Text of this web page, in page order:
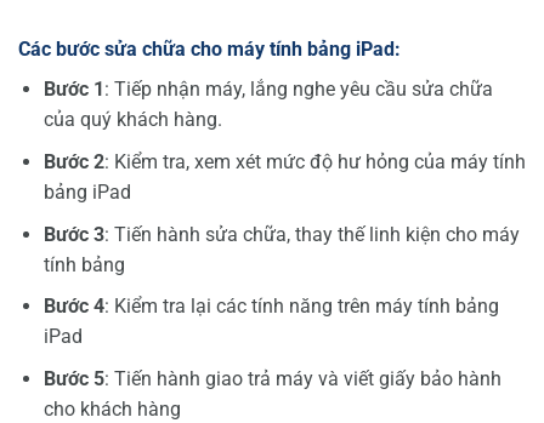
Các bước sửa chữa cho máy tính bảng iPad:
Bước 1 : Tiếp nhận máy, lắng nghe yêu cầu sửa chữa
của quý khách hàng.
Bước 2: Kiểm tra, xem xét mức độ hư hỏng của máy tính
bảng iPad
Bước 3: Tiến hành sửa chữa, thay thế linh kiện cho máy
tính bảng
Bước 4: Kiểm tra lại các tính năng trên máy tính bảng
iPad
Bước 5: Tiến hành giao trả máy và viết giấy bảo hành
cho khách hàng